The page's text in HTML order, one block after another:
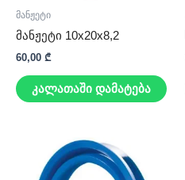
მანჟეტი
მანჟეტი 10x20x8,2
60,00 ₾
კალათაში დამატება